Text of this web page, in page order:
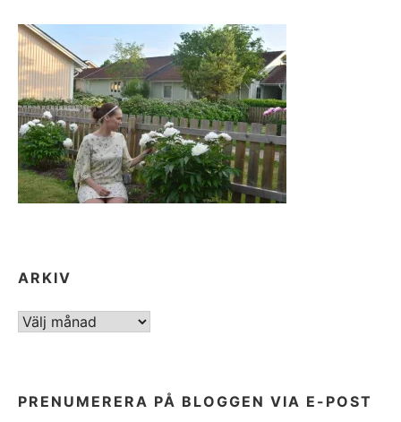
ARKIV
ARKIV
PRENUMERERA PÅ BLOGGEN VIA E-POST